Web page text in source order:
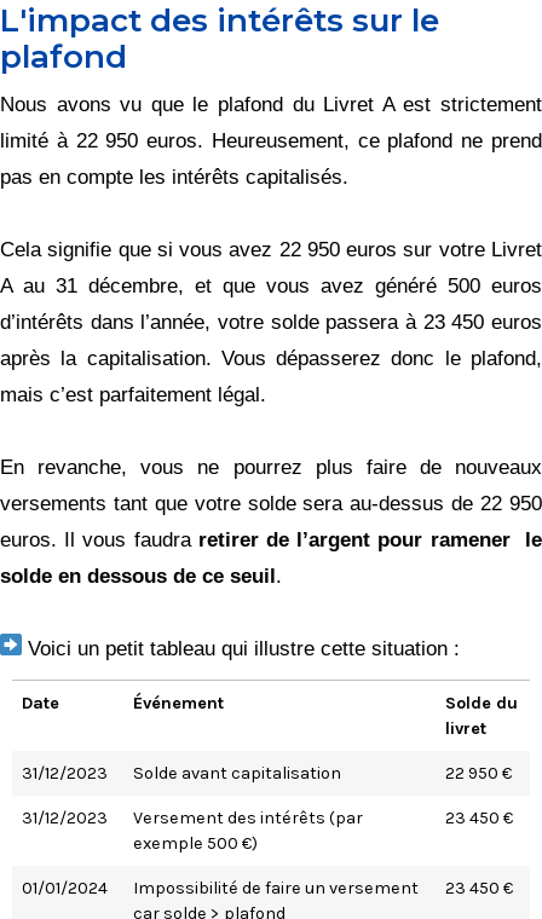
L'impact des intérêts sur le
plafond
Nous avons vu que le plafond du Livret A est strictement
limité à 22 950 euros. Heureusement, ce plafond ne prend
pas en compte les intérêts capitalisés.
Cela signifie que si vous avez 22 950 euros sur votre Livret
A au 31 décembre, et que vous avez généré 500 euros
d’intérêts dans l’année, votre solde passera à 23 450 euros
après la capitalisation. Vous dépasserez donc le plafond,
mais c’est parfaitement légal.
En revanche, vous ne pourrez plus faire de nouveaux
versements tant que votre solde sera au-dessus de 22 950
euros. Il vous faudra retirer de l’argent pour ramener le
solde en dessous de ce seuil .
Voici un petit tableau qui illustre cette situation :
Date Événement
Solde du
livret
31/12/2023 Solde avant capitalisation 22 950 €
31/12/2023
Versement des intérêts (par
exemple 500 €)
23 450 €
01/01/2024
Impossibilité de faire un versement
car solde > plafond
23 450 €